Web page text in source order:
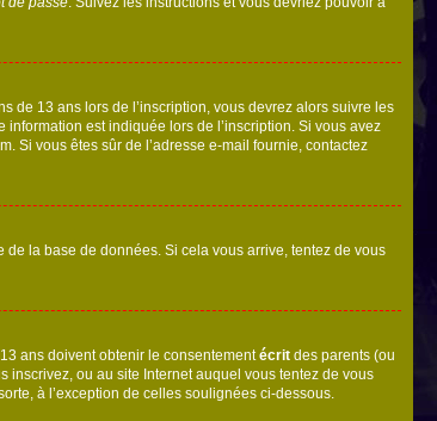
de 13 ans lors de l’inscription, vous devrez alors suivre les
est indiquée lors de l’inscription. Si vous avez
Si vous êtes sûr de l’adresse e-mail fournie, contactez
la base de données. Si cela vous arrive, tentez de vous
ans doivent obtenir le consentementécrit des parents (ou
inscrivez, ou au site Internet auquel vous tentez de vous
à l’exception de celles soulignées ci-dessous.